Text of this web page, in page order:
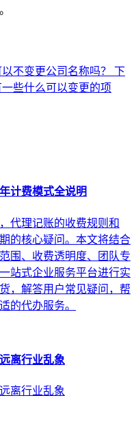
不变更公司名称吗？
下
些什么可以变更的项
计费模式全说明
代理记账的收费规则和
的核心疑问。本文将结合
围、收费透明度、团队专
站式企业服务平台进行实
，解答用户常见疑问，帮
的代办服务。
离行业乱象
离行业乱象